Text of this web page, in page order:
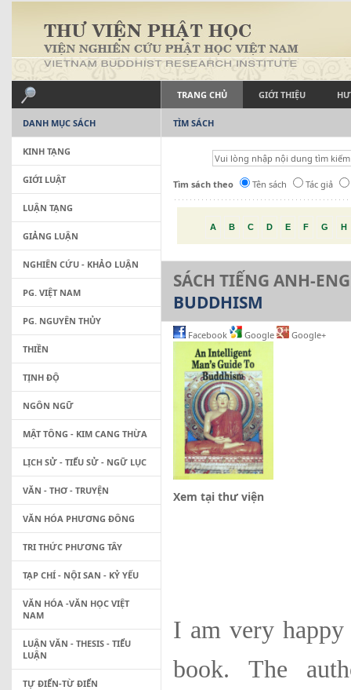
TRANG CHỦ GIỚI THIỆU
TÌM SÁCH
Tìm sách theo Tên sách Tác giả
A B C D E F G H
SÁCH TIẾNG ANH-
BUDDHISM
Facebook Google Google+
Xem tại thư viện
I am very
book. The
DANH MỤC SÁCH
KINH TẠNG
GIỚI LUẬT
LUẬN TẠNG
GIẢNG LUẬN
NGHIÊN CỨU - KHẢO LUẬN
PG. VIỆT NAM
PG. NGUYÊN THỦY
THIỀN
TỊNH ĐỘ
NGÔN NGỮ
MẬT TÔNG - KIM CANG THỪA
LỊCH SỬ - TIỂU SỬ - NGỮ LỤC
VĂN - THƠ - TRUYỆN
VĂN HÓA PHƯƠNG ĐÔNG
TRI THỨC PHƯƠNG TÂY
TẠP CHÍ - NỘI SAN - KỶ YẾU
VĂN HÓA -VĂN HỌC VIỆT
NAM
LUẬN VĂN - THESIS - TIỂU
LUẬN
TỰ ĐIỂN-TỪ ĐIỂN